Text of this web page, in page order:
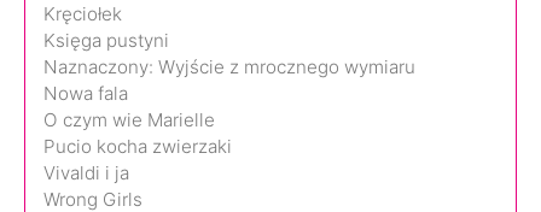
Kręciołek
Księga pustyni
Naznaczony: Wyjście z mrocznego wymiaru
Nowa fala
O czym wie Marielle
Pucio kocha zwierzaki
Vivaldi i ja
Wrong Girls